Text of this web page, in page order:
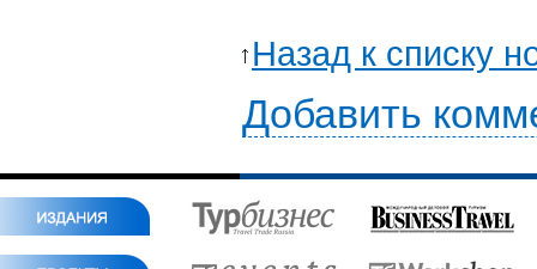
Назад к списку
Добавить